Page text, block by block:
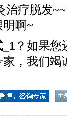
治疗脱发
明啊~
？如果您
，我们竭